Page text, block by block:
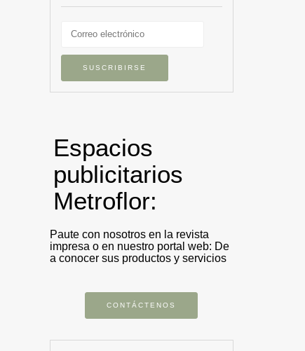
Espacios
publicitarios
Metroflor:
Paute con nosotros en la revista
impresa o en nuestro portal web: De
a conocer sus productos y servicios
CONTÁCTENOS